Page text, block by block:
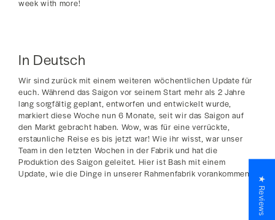
week with more!
In Deutsch
Wir sind zurück mit einem weiteren wöchentlichen Update für
euch. Während das Saigon vor seinem Start mehr als 2 Jahre
lang sorgfältig geplant, entworfen und entwickelt wurde,
markiert diese Woche nun 6 Monate, seit wir das Saigon auf
den Markt gebracht haben. Wow, was für eine verrückte,
erstaunliche Reise es bis jetzt war! Wie ihr wisst, war unser
Team in den letzten Wochen in der Fabrik und hat die
Produktion des Saigon geleitet. Hier ist Bash mit einem
Update, wie die Dinge in unserer Rahmenfabrik vorankommen.
★ Reviews